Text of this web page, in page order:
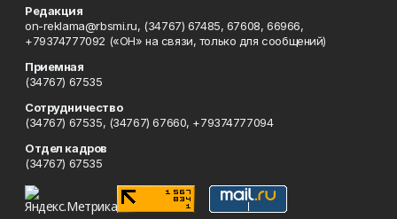
Редакция
on-reklama@rbsmi.ru, (34767) 67485, 67608, 66966,
+79374777092 («ОН» на связи, только для сообщений)
Приемная
(34767) 67535
Сотрудничество
(34767) 67535, (34767) 67660, +79374777094
Отдел кадров
(34767) 67535